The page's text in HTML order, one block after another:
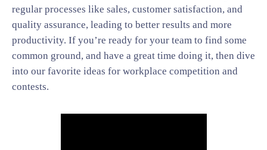
regular processes like sales, customer satisfaction, and
quality assurance, leading to better results and more
productivity. If you’re ready for your team to find some
common ground, and have a great time doing it, then dive
into our favorite ideas for workplace competition and
contests.